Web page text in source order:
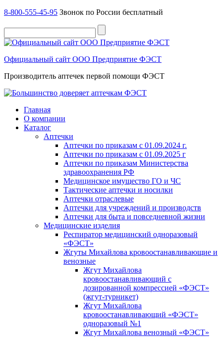
8-800-555-45-95 Звонок по России бесплатный
Официальный сайт ООО Предприятие ФЭСТ
Производитель аптечек первой помощи ФЭСТ
Главная
О компании
Каталог
Аптечки
Аптечки по приказам с 01.09.2024 г.
Аптечки по приказам с 01.09.2025 г
Аптечки по приказам Министерства
здравоохранения РФ
Медицинское имущество ГО и ЧС
Тактические аптечки и носилки
Аптечки отраслевые
Аптечки для учреждений и производств
Аптечки для быта и повседневной жизни
Медицинские изделия
Респиратор медицинский одноразовый
«ФЭСТ»
Жгуты Михайлова кровоостанавливающие и
венозные
Жгут Михайлова
кровоостанавливающий с
дозированной компрессией «ФЭСТ»
(жгут-турникет)
Жгут Михайлова
кровоостанавливающий «ФЭСТ»
одноразовый №1
Жгут Михайлова венозный «ФЭСТ»